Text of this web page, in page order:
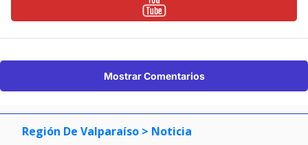
Mostrar Comentarios
Región De Valparaíso > Noticia